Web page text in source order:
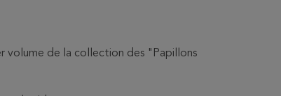
volume de la collection des "Papillons